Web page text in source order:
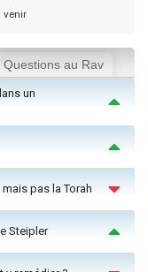
venir
Questions au Rav
un
pas la Torah
Steipler